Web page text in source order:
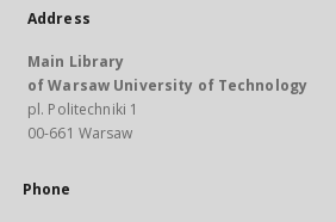
Address
Main Library
of Warsaw University of Technology
pl. Politechniki 1
00-661 Warsaw
Phone